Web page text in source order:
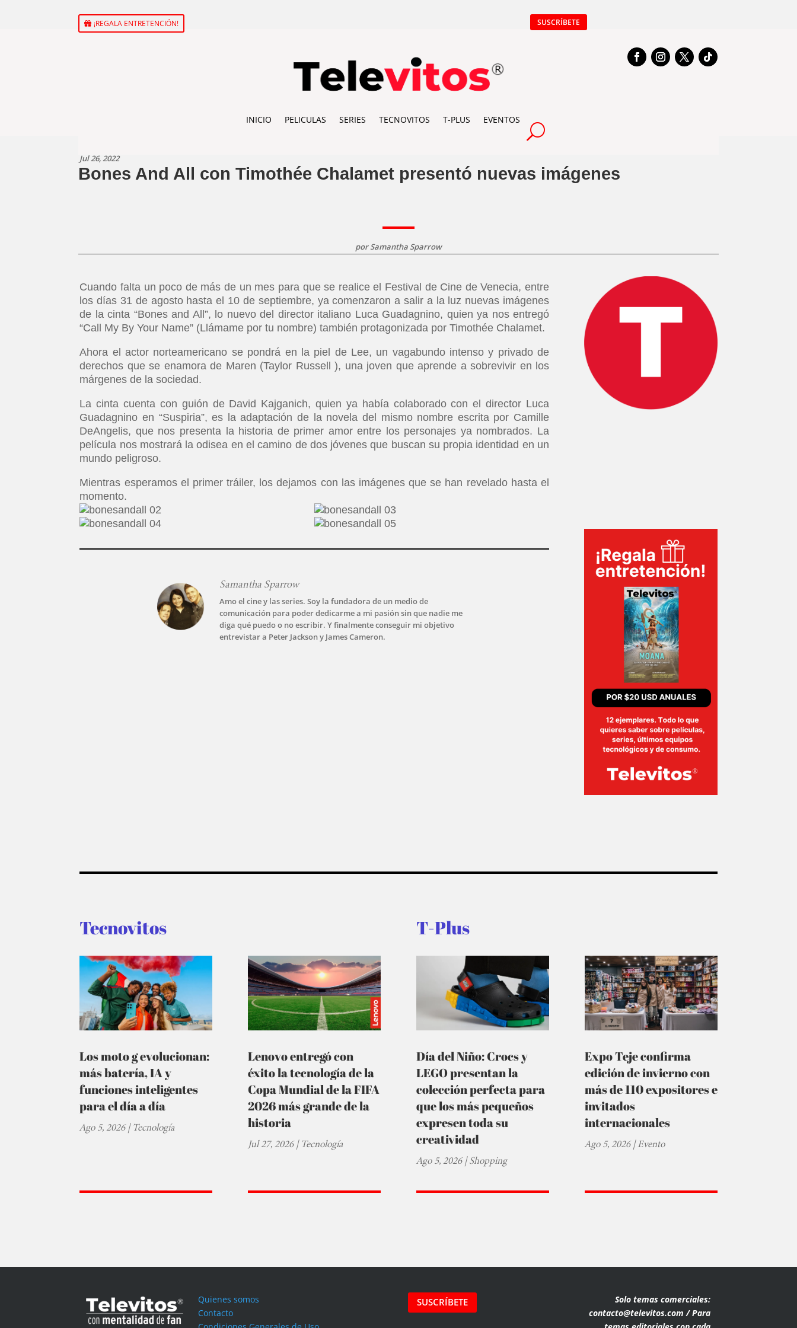
¡REGALA ENTRETENCIÓN! SUSCRÍBETE
INICIO PELICULAS SERIES TECNOVITOS T-PLUS EVENTOS
Jul 26, 2022
Bones And All con Timothée Chalamet presentó nuevas imágenes
porSamantha Sparrow
Cuando falta un poco de más de un mes para que se realice el Festival de Cine de Venecia, entre
los días 31 de agosto hasta el 10 de septiembre, ya comenzaron a salir a la luz nuevas imágenes
de la cinta “Bones and All”, lo nuevo del director italiano Luca Guadagnino, quien ya nos entregó
“Call My By Your Name” (Llámame por tu nombre) también protagonizada por Timothée Chalamet.
Ahora el actor norteamericano se pondrá en la piel de Lee, un vagabundo intenso y privado de
derechos que se enamora de Maren (Taylor Russell ), una joven que aprende a sobrevivir en los
márgenes de la sociedad.
La cinta cuenta con guión de David Kajganich, quien ya había colaborado con el director Luca
Guadagnino en “Suspiria”, es la adaptación de la novela del mismo nombre escrita por Camille
DeAngelis, que nos presenta la historia de primer amor entre los personajes ya nombrados. La
película nos mostrará la odisea en el camino de dos jóvenes que buscan su propia identidad en un
mundo peligroso.
Mientras esperamos el primer tráiler, los dejamos con las imágenes que se han revelado hasta el
momento.
Samantha Sparrow
Amo el cine y las series. Soy la fundadora de un medio de
comunicación para poder dedicarme a mi pasión sin que nadie me
diga qué puedo o no escribir. Y finalmente conseguir mi objetivo
entrevistar a Peter Jackson y James Cameron.
Tecnovitos
Los moto g evolucionan:
más batería, IA y
funciones inteligentes
para el día a día
Ago 5, 2026|Tecnología
Lenovo entregó con
éxito la tecnología de la
Copa Mundial de la FIFA
2026 más grande de la
historia
Jul 27, 2026|Tecnología
T-Plus
Día del Niño: Crocs y
LEGO presentan la
colección perfecta para
que los más pequeños
expresen toda su
creatividad
Ago 5, 2026|Shopping
Expo Teje confirma
edición de invierno con
más de 110 expositores e
invitados
internacionales
Ago 5, 2026|Evento
Quienes somos
Contacto
SUSCRÍBETE
Solo temas comerciales:
contacto@televitos.com / Para